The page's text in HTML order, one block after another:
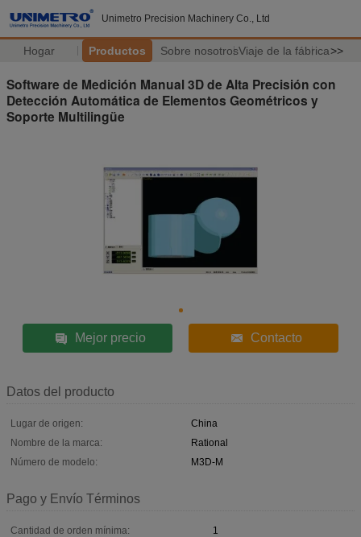
Unimetro Precision Machinery Co., Ltd
Hogar Productos Sobre nosotrosViaje de la fábrica>>
Software de Medición Manual 3D de Alta Precisión con
Detección Automática de Elementos Geométricos y
Soporte Multilingüe
Mejor precio Contacto
Datos del producto
Lugar de origen:
China
Nombre de la marca:
Rational
Número de modelo:
M3D-M
Pago y Envío Términos
Cantidad de orden mínima:
1